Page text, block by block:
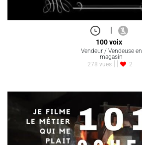
100 voix
Vendeur / Vendeuse en
magasin
278 vues
2